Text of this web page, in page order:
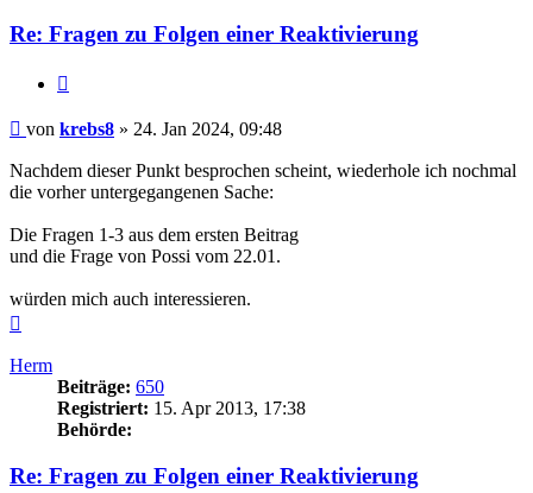
Re: Fragen zu Folgen einer Reaktivierung
Beitrag
von krebs8 » 24. Jan 2024, 09:48
Nachdem dieser Punkt besprochen scheint, wiederhole ich nochmal
die vorher untergegangenen Sache:
Die Fragen 1-3 aus dem ersten Beitrag
und die Frage von Possi vom 22.01.
würden mich auch interessieren.
Herm
Beiträge: 650
Registriert: 15. Apr 2013, 17:38
Behörde:
Re: Fragen zu Folgen einer Reaktivierung